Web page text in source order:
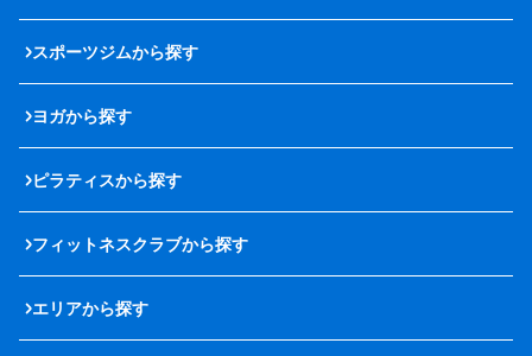
スポーツジムから探す
ヨガから探す
ピラティスから探す
フィットネスクラブから探す
エリアから探す